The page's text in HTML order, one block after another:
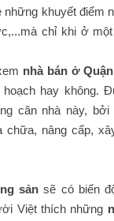
những khuyết điểm
chỉ khi ở
nhà bán ở
hoạch hay không.
căn nhà này,
chữa, nâng cấp,
sảnsẽ có biến
Việt thích những